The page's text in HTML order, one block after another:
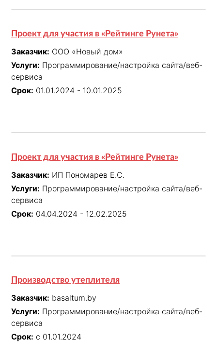
Проект для участия в «Рейтинге Рунета»
Заказчик: ООО «Новый дом»
Услуги: Программирование/настройка сайта/веб-
сервиса
Срок: 01.01.2024 - 10.01.2025
Проект для участия в «Рейтинге Рунета»
Заказчик: ИП Пономарев Е.С.
Услуги: Программирование/настройка сайта/веб-
сервиса
Срок: 04.04.2024 - 12.02.2025
Производство утеплителя
Заказчик: basaltum.by
Услуги: Программирование/настройка сайта/веб-
сервиса
Срок: с 01.01.2024